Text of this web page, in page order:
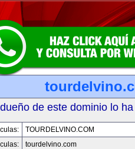
de este dominio lo
TOURDELVINO.COM
tourdelvino.com